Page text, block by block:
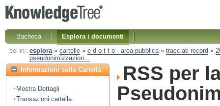
Bacheca
Esplora i documenti
sei in:: esplora» cartelle» e d o t t o - area pubblica» tracciati record »
pseudonimizzazion...
Informazioni sulla Cartella
Mostra Dettagli
Transazioni cartella
RSS per